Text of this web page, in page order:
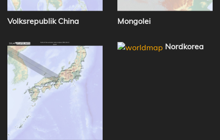
Volksrepublik China Mongolei
Nordkorea